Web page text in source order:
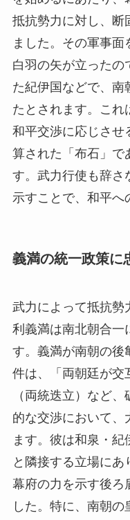
抵抗勢力に対し、断
ました。その軍事
白羽の矢が立ったの
た紀伊国などで、南
たとされます。これ
和平交渉に応じさせ
算された「布石」で
す。武力行使も辞さ
示すことで、和平へ
義満の統一政策に
武力によって抵抗勢
利義満は南北朝合一
す。義満が南朝の後
件は、「両朝廷が交
（両統迭立）など
的な交渉において、
ます。彼は和泉・
と隣接する立場にあ
幕府の力を示す後ろ
した。特に、南朝